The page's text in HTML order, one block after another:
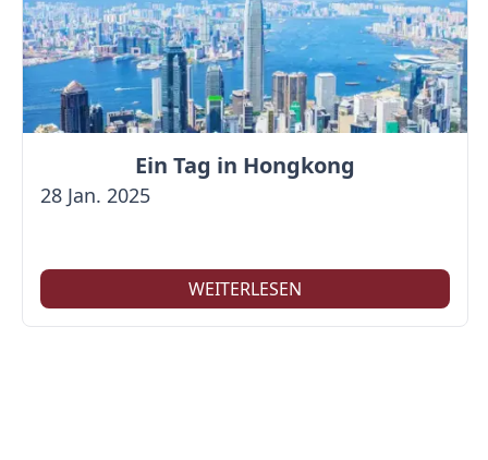
Ein Tag in Hongkong
28 Jan. 2025
WEITERLESEN